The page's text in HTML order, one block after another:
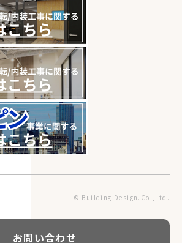
© Building Design.Co.,Ltd.
お問い合わせ